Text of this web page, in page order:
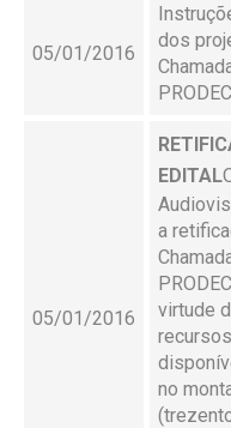
05/01/2016
dos
05/01/2016
EDITAL
a
virtude
no